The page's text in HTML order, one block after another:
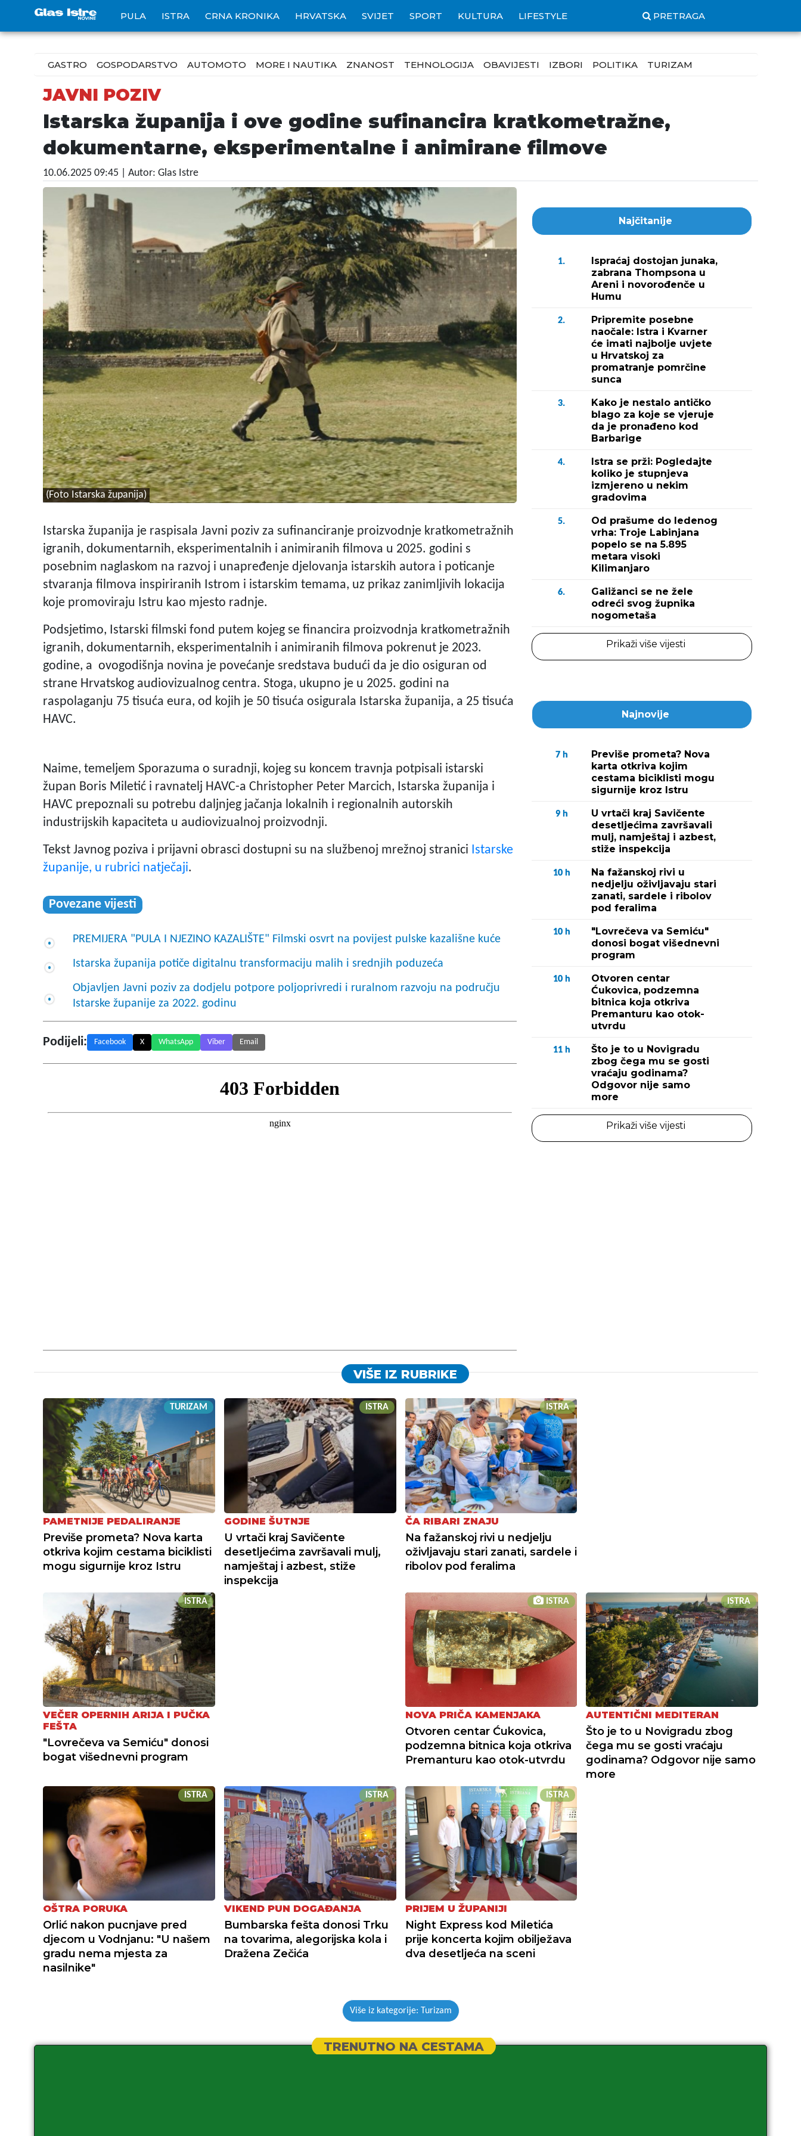
PULA ISTRA CRNA KRONIKA HRVATSKA SVIJET SPORT KULTURA LIFESTYLE PRETRAGA
GASTRO GOSPODARSTVO AUTOMOTO MORE I NAUTIKA ZNANOST TEHNOLOGIJA OBAVIJESTI IZBORI POLITIKA TURIZAM
JAVNI POZIV
Istarska županija i ove godine sufinancira kratkometražne,
dokumentarne, eksperimentalne i animirane filmove
10.06.2025 09:45 | Autor: Glas Istre
(Foto Istarska županija)
Istarska županija je raspisala Javni poziv za sufinanciranje proizvodnje kratkometražnih
igranih, dokumentarnih, eksperimentalnih i animiranih filmova u 2025. godini s
posebnim naglaskom na razvoj i unapređenje djelovanja istarskih autora i poticanje
stvaranja filmova inspiriranih Istrom i istarskim temama, uz prikaz zanimljivih lokacija
koje promoviraju Istru kao mjesto radnje.
Podsjetimo, Istarski filmski fond putem kojeg se financira proizvodnja kratkometražnih
igranih, dokumentarnih, eksperimentalnih i animiranih filmova pokrenut je 2023.
godine, a ovogodišnja novina je povećanje sredstava budući da je dio osiguran od
strane Hrvatskog audiovizualnog centra. Stoga, ukupno je u 2025. godini na
raspolaganju 75 tisuća eura, od kojih je 50 tisuća osigurala Istarska županija, a 25 tisuća
HAVC.
Naime, temeljem Sporazuma o suradnji, kojeg su koncem travnja potpisali istarski
župan Boris Miletić i ravnatelj HAVC-a Christopher Peter Marcich, Istarska županija i
HAVC prepoznali su potrebu daljnjeg jačanja lokalnih i regionalnih autorskih
industrijskih kapaciteta u audiovizualnoj proizvodnji.
Tekst Javnog poziva i prijavni obrasci dostupni su na službenoj mrežnoj stranici Istarske
županije, u rubrici natječaji.
Povezane vijesti
PREMIJERA "PULA I NJEZINO KAZALIŠTE" Filmski osvrt na povijest pulske kazališne kuće
Istarska županija potiče digitalnu transformaciju malih i srednjih poduzeća
Objavljen Javni poziv za dodjelu potpore poljoprivredi i ruralnom razvoju na području
Istarske županije za 2022. godinu
Podijeli: Facebook X WhatsApp Viber Email
Najčitanije
1.
Ispraćaj dostojan junaka,
zabrana Thompsona u
Areni i novorođenče u
Humu
2.
Pripremite posebne
naočale: Istra i Kvarner
će imati najbolje uvjete
u Hrvatskoj za
promatranje pomrčine
sunca
3.
Kako je nestalo antičko
blago za koje se vjeruje
da je pronađeno kod
Barbarige
4.
Istra se prži: Pogledajte
koliko je stupnjeva
izmjereno u nekim
gradovima
5.
Od prašume do ledenog
vrha: Troje Labinjana
popelo se na 5.895
metara visoki
Kilimanjaro
6.
Galižanci se ne žele
odreći svog župnika
nogometaša
Prikaži više vijesti
Najnovije
7 h
Previše prometa? Nova
karta otkriva kojim
cestama biciklisti mogu
sigurnije kroz Istru
9 h
U vrtači kraj Savičente
desetljećima završavali
mulj, namještaj i azbest,
stiže inspekcija
10 h
Na fažanskoj rivi u
nedjelju oživljavaju stari
zanati, sardele i ribolov
pod feralima
10 h
"Lovrečeva va Semiću"
donosi bogat višednevni
program
10 h
Otvoren centar
Ćukovica, podzemna
bitnica koja otkriva
Premanturu kao otok-
utvrdu
11 h
Što je to u Novigradu
zbog čega mu se gosti
vraćaju godinama?
Odgovor nije samo
more
Prikaži više vijesti
VIŠE IZ RUBRIKE
TURIZAM
PAMETNIJE PEDALIRANJE
Previše prometa? Nova karta
otkriva kojim cestama biciklisti
mogu sigurnije kroz Istru
ISTRA
GODINE ŠUTNJE
U vrtači kraj Savičente
desetljećima završavali mulj,
namještaj i azbest, stiže
inspekcija
ISTRA
ČA RIBARI ZNAJU
Na fažanskoj rivi u nedjelju
oživljavaju stari zanati, sardele i
ribolov pod feralima
ISTRA
VEČER OPERNIH ARIJA I PUČKA
FEŠTA
"Lovrečeva va Semiću" donosi
bogat višednevni program
ISTRA
NOVA PRIČA KAMENJAKA
Otvoren centar Ćukovica,
podzemna bitnica koja otkriva
Premanturu kao otok-utvrdu
ISTRA
AUTENTIČNI MEDITERAN
Što je to u Novigradu zbog
čega mu se gosti vraćaju
godinama? Odgovor nije samo
more
ISTRA
OŠTRA PORUKA
Orlić nakon pucnjave pred
djecom u Vodnjanu: "U našem
gradu nema mjesta za
nasilnike"
ISTRA
VIKEND PUN DOGAĐANJA
Bumbarska fešta donosi Trku
na tovarima, alegorijska kola i
Dražena Zečića
ISTRA
PRIJEM U ŽUPANIJI
Night Express kod Miletića
prije koncerta kojim obilježava
dva desetljeća na sceni
Više iz kategorije: Turizam
TRENUTNO NA CESTAMA